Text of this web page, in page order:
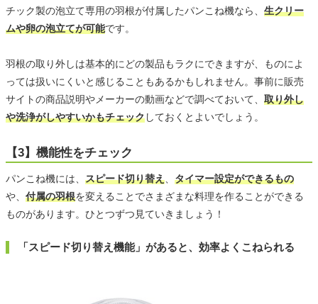
チック製の泡立て専用の羽根が付属したパンこね機なら、 生クリー
ムや卵の泡立てが可能です。
羽根の取り外しは基本的にどの製品もラクにできますが、ものによ
っては扱いにくいと感じることもあるかもしれません。事前に販売
サイトの商品説明やメーカーの動画などで調べておいて、 取り外し
や洗浄がしやすいかもチェックしておくとよいでしょう。
【3】機能性をチェック
パンこね機には、 スピード切り替え、 タイマー設定ができるもの
や、 付属の羽根を変えることでさまざまな料理を作ることができる
ものがあります。ひとつずつ見ていきましょう！
「スピード切り替え機能」があると、効率よくこねられる